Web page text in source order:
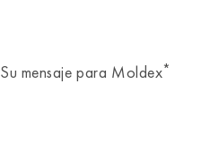
Su mensaje para Moldex*